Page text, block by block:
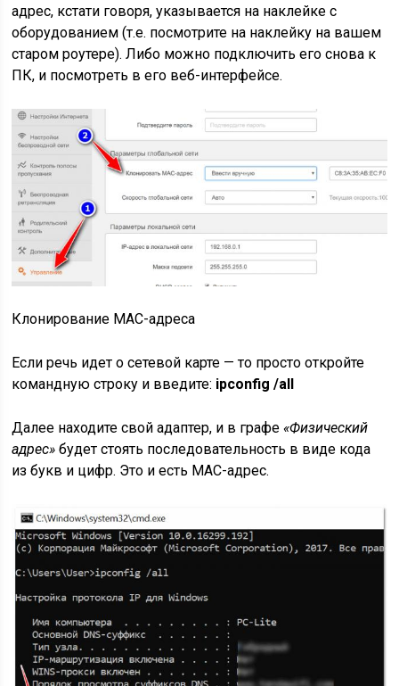
адрес, кстати говоря, указывается на наклейке с
оборудованием (т.е. посмотрите на наклейку на вашем
старом роутере). Либо можно подключить его снова к
ПК, и посмотреть в его веб-интерфейсе.
Клонирование MAC-адреса
Если речь идет о сетевой карте — то просто откройте
командную строку и введите: ipconfig /all
Далее находите свой адаптер, и в графе«Физический
адрес» будет стоять последовательность в виде кода
из букв и цифр. Это и есть MAC-адрес.